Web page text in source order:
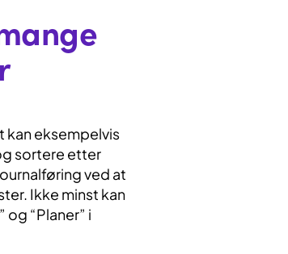
kan eksempelvis
sortere etter
ved at
Ikke minst kan
“Planer” i